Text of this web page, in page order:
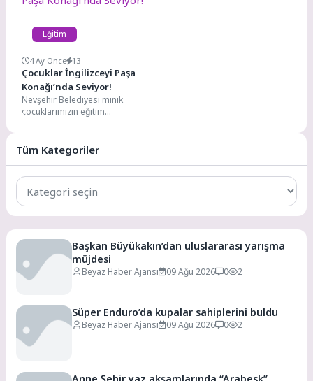
Eğitim
4 Ay Önce 13
Çocuklar İngilizceyi Paşa
Konağı’nda Seviyor!
Nevşehir Belediyesi minik
çocuklarımızın eğitim
Hizmetleri Müdürlüğü...
Tüm Kategoriler
Tüm
Kategoriler
Başkan Büyükakın’dan uluslararası yarışma
müjdesi
Beyaz Haber Ajansı 09 Ağu 2026 0 2
Süper Enduro’da kupalar sahiplerini buldu
Beyaz Haber Ajansı 09 Ağu 2026 0 2